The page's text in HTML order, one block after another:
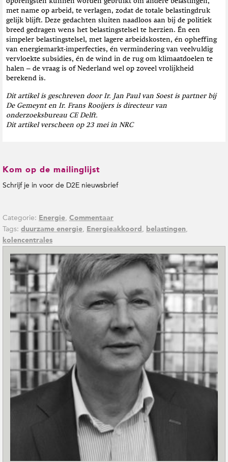
met name op arbeid, te verlagen, zodat de totale belastingdruk
gelijk blijft. Deze gedachten sluiten naadloos aan bij de politiek
breed gedragen wens het belastingstelsel te herzien. Én een
simpeler belastingstelsel, met lagere arbeidskosten, én opheffing
van energiemarkt-imperfecties, én vermindering van veelvuldig
vervloekte subsidies, én de wind in de rug om klimaatdoelen te
halen – de vraag is of Nederland wel op zoveel vrolijkheid
berekend is.
Dit artikel is geschreven door Ir. Jan Paul van Soest is partner bij
De Gemeynt en Ir. Frans Rooijers is directeur van
onderzoeksbureau CE Delft.
Dit artikel verscheen op 23 mei in NRC
Kom op de mailinglijst
Schrijf je in voor de D2E nieuwsbrief
Categorie: Energie, Commentaar
Tags: duurzame energie, Energieakkoord , belastingen,
kolencentrales